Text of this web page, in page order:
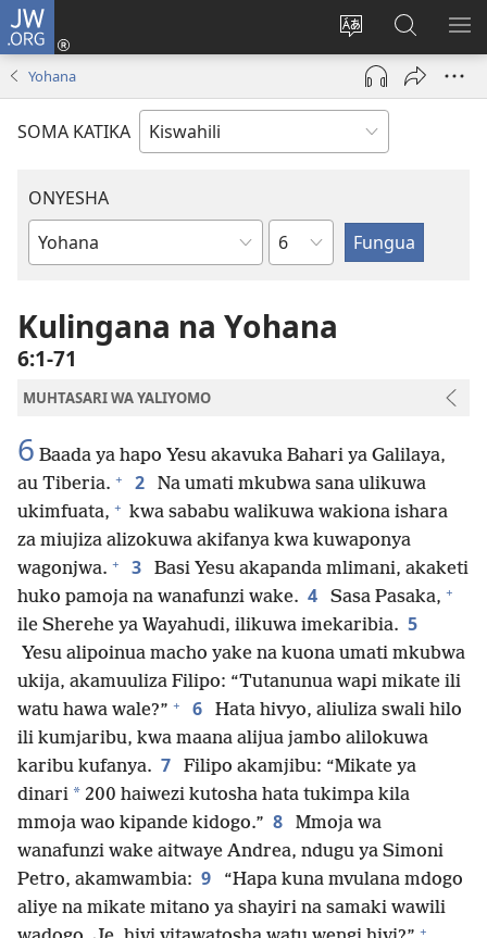
JW.ORG
Badili
lugha
ya
tovuti
Ingia
(opens
window)
Tafuta
Katika
JW.ORG
Yohana
SOMA KATIKA
ONYESHA
Kitabu
Biblia
Sura
Kulingana na Yohana
6:1-71
MUHTASARI WA YALIYOMO
6 Baada ya hapo Yesu akavuka Bahari ya Galilaya,
au Tiberia. + 2
Na umati mkubwa sana ulikuwa
ukimfuata, + kwa sababu walikuwa wakiona ishara
za miujiza alizokuwa akifanya kwa kuwaponya
wagonjwa. + 3
Basi Yesu akapanda mlimani, akaketi
huko pamoja na wanafunzi wake. 4 Sasa Pasaka, +
ile Sherehe ya Wayahudi, ilikuwa imekaribia. 5
Yesu alipoinua macho yake na kuona umati mkubwa
ukija, akamuuliza Filipo: “Tutanunua wapi mikate ili
watu hawa wale?” + 6
Hata hivyo, aliuliza swali hilo
ili kumjaribu, kwa maana alijua jambo alilokuwa
karibu kufanya. 7
Filipo akamjibu: “Mikate ya
dinari * 200 haiwezi kutosha hata tukimpa kila
mmoja wao kipande kidogo.” 8
Mmoja wa
wanafunzi wake aitwaye Andrea, ndugu ya Simoni
Petro, akamwambia: 9
“Hapa kuna mvulana mdogo
aliye na mikate mitano ya shayiri na samaki wawili
+